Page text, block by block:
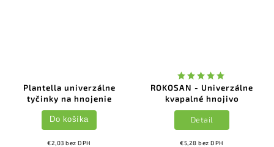
Plantella univerzálne
tyčinky na hnojenie
€2,03 bez DPH
Do košíka
ROKOSAN - Univerzálne
kvapalné hnojivo
€5,28 bez DPH
Detail